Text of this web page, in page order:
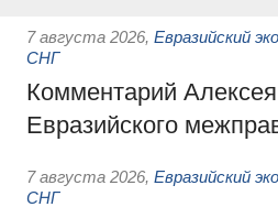
7 августа 2026, Евразийский
СНГ
Комментарий
Евразийского
7 августа 2026, Евразийский
СНГ